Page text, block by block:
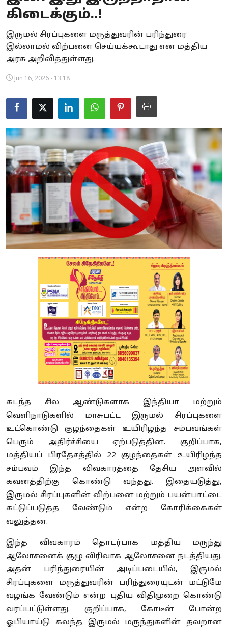
Business
Crime
Tamilnadu
National
World
Astrology
Spirituality
Weather
Politics
கிடைக்கும்..!
இருமல் சிரப்புகளை மருத்துவரின் பரிந்துரை
இல்லாமல் விற்பனை செய்யக்கூடாது என மத்திய
அரசு அறிவித்துள்ளது.
Jun 16, 2026 - 13:18
கடந்த சில ஆண்டுகளாக இந்தியா மற்றும்
வெளிநாடுகளில் மாசுபட்ட இருமல் சிரப்புகளை
உட்கொண்டு குழந்தைகள் உயிரிழந்த சம்பவங்கள்
பெரும் அதிர்ச்சியை ஏற்படுத்தின. குறிப்பாக,
மத்தியப் பிரதேசத்தில் 22குழந்தைகள் உயிரிழந்த
சம்பவம் இந்த விவகாரத்தை தேசிய அளவில்
கவனத்திற்கு கொண்டு வந்தது. இதையடுத்து,
இருமல் சிரப்புகளின் விற்பனை மற்றும் பயன்பாட்டை
கட்டுப்படுத்த வேண்டும் என்ற கோரிக்கைகள்
வலுத்தன.
இந்த விவகாரம் தொடர்பாக மத்திய மருந்து
ஆலோசனைக் குழு விரிவாக ஆலோசனை நடத்தியது.
அதன் பரிந்துரையின் அடிப்படையில்,இருமல்
சிரப்புகளை மருத்துவரின் பரிந்துரையுடன் மட்டுமே
வழங்க வேண்டும் என்ற புதிய விதிமுறை கொண்டு
வரப்பட்டுள்ளது. குறிப்பாக, கோடீன் போன்ற
ஓபியாய்டு கலந்த இருமல் மருந்துகளின் தவறான